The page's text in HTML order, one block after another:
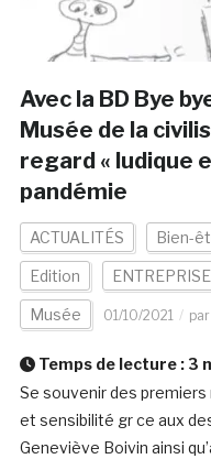
Avec la BD Bye
Musée de la
regard « ludique
pandémie
ACTUALITÉS Bien-
Edition
Musée 01/10/2021 par
Temps de lecture : 3
Se souvenir des
et sensibilité gr ce aux
Geneviève Boivin ainsi